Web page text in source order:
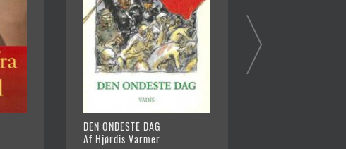
DEN ONDESTE DAG
Af Hjørdis Varmer